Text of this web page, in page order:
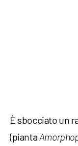
È sbocciato un
(pianta